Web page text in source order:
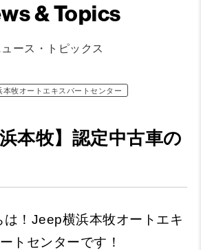
& Topics
ース・トピックス
本牧オートエキスパートセンター
本牧】認定中古車の
は！Jeep横浜本牧オートエキ
トセンターです！